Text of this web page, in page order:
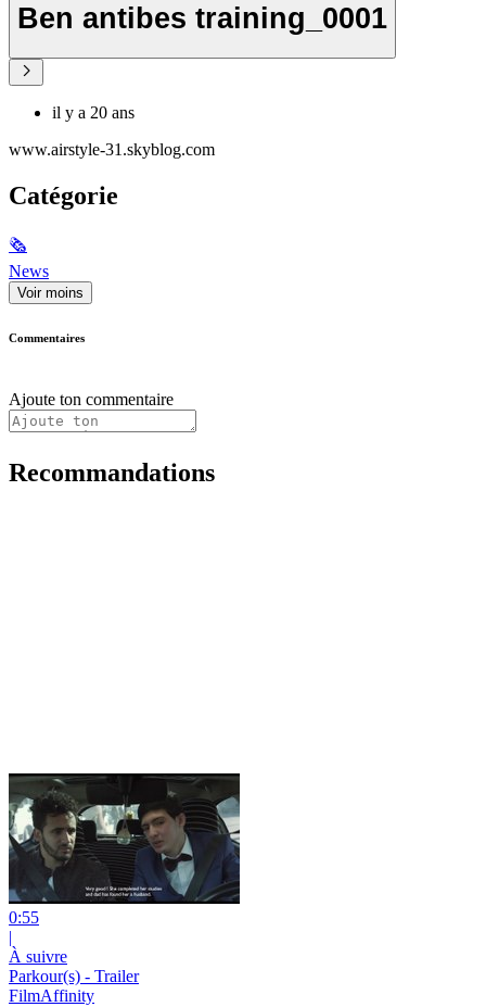
Ben antibes training_0001
il y a 20 ans
www.airstyle-31.skyblog.com
Catégorie
🗞
News
Voir moins
Commentaires
Ajoute ton commentaire
Recommandations
0:55
|
À suivre
Parkour(s) - Trailer
FilmAffinity